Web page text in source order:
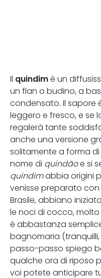
Il quindim è un
un flan o budino, a
condensato. Il sapore
leggero e fresco, e se
regalerà tante
anche una versione
solitamente a forma
nome di quindãoe si
quindimabbia origini
venisse preparato
Brasile, abbiano
le noci di cocco,
è abbastanza
bagnomaria
passo-passo spiego
qualche ora di riposo
voi potete anticipare